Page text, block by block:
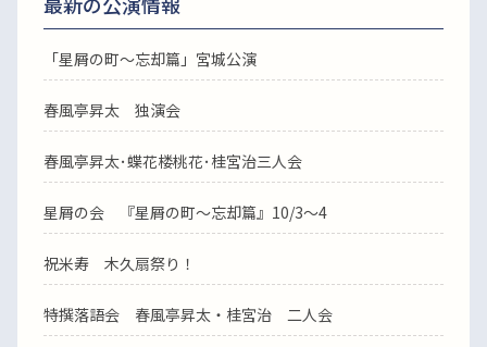
「星屑の町～忘却篇」宮城公演
春風亭昇太 独演会
春風亭昇太･蝶花楼桃花･桂宮治三人会
星屑の会 『星屑の町～忘却篇』10/3～4
祝米寿 木久扇祭り！
特撰落語会 春風亭昇太・桂宮治 二人会